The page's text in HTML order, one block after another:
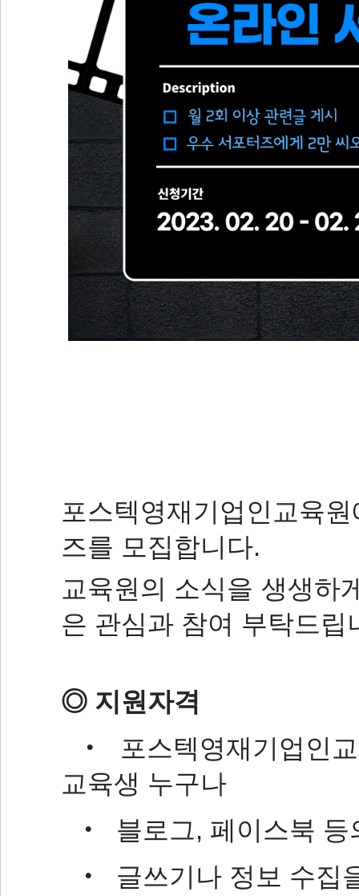
포스텍영재기업인교육
즈를 모집합니다.
교육원의 소식을 생생하
은 관심과 참여 부탁드
◎ 지원자격
‧ 포스텍영재기업인교
교육생 누구나
‧ 블로그, 페이스북 등
‧ 글쓰기나 정보 수집